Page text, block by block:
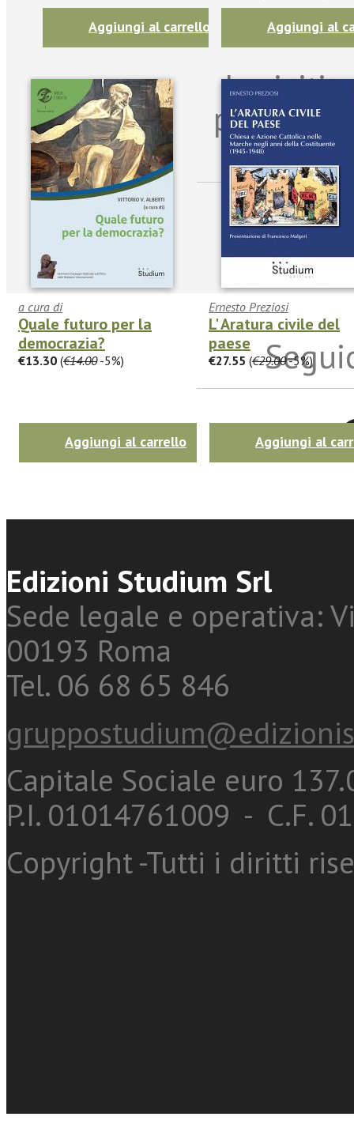
Aggiungi al carrello Aggiungi al
a cura di
Quale futuro per la
democrazia?
€13.30 (€14.00-5%)
Aggiungi al carrello
Ernesto Preziosi
L' Aratura civile del
paese
€27.55 (€29.00-5%)
Aggiungi al
Iscriviti
per
sulle
Twitter
Edizioni Studium Srl
Sede legale e operativa:
00193 Roma
Tel. 06 68 65 846
Capitale Sociale euro
P.I. 01014761009 - C.F.
Copyright -Tutti i diritti